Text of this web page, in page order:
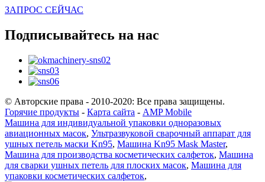
ЗАПРОС СЕЙЧАС
Подписывайтесь на нас
© Авторские права - 2010-2020: Все права защищены.
Горячие продукты - Карта сайта - AMP Mobile
Машина для индивидуальной упаковки одноразовых
авиационных масок, Ультразвуковой сварочный аппарат для
ушных петель маски Kn95, Машина Kn95 Mask Master,
Машина для производства косметических салфеток, Машина
для сварки ушных петель для плоских масок, Машина для
упаковки косметических салфеток,